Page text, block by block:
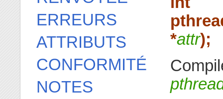
*attr);
ERREURS
ATTRIBUTS
CONFORMITÉ
NOTES